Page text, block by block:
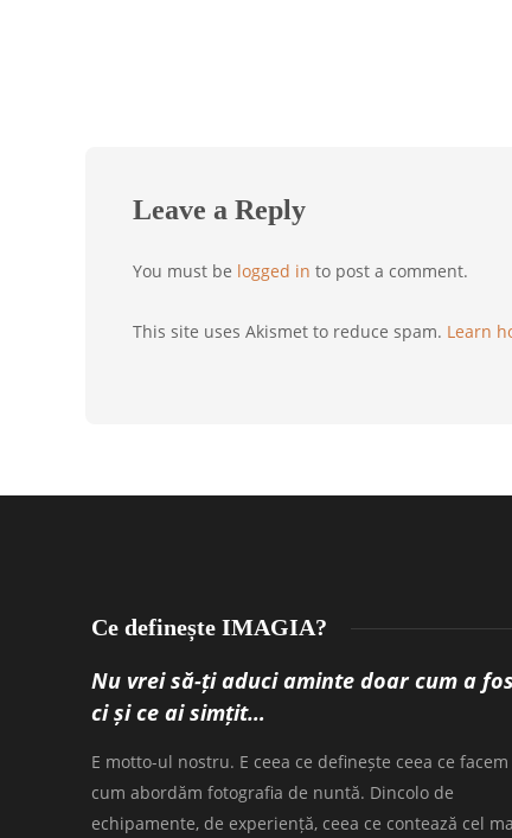
Leave a Reply
You must be logged in to post a comment.
This site uses Akismet to reduce spam. Learn
Ce definește IMAGIA?
Nu vrei să-ți aduci aminte doar cum a
ci și ce ai simțit…
E motto-ul nostru. E ceea ce definește ceea ce facem
cum abordăm fotografia de nuntă. Dincolo de
echipamente, de experiență, ceea ce contează cel